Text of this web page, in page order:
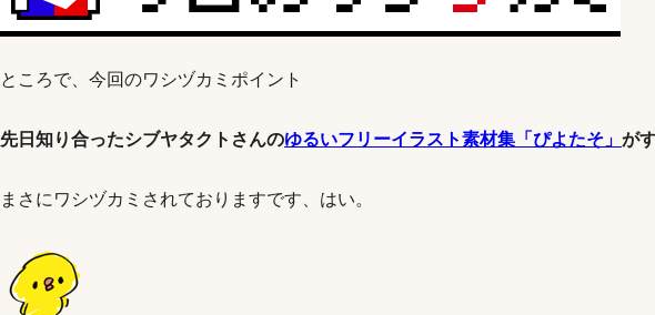
ところで、今回のワシヅカミポイント
先日知り合ったシブヤタクトさんのゆるいフリーイラスト素材集「ぴよたそ」 が
まさにワシヅカミされておりますです、はい。